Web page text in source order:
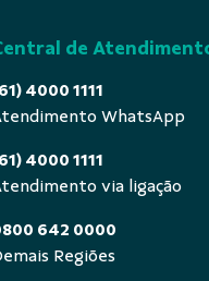
de
4000 1111
WhatsApp
4000 1111
via ligação
642 0000
Regiões